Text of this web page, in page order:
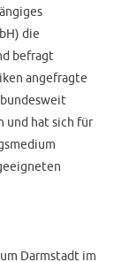
die
befragt
angefragte
und hat sich für
Darmstadt im